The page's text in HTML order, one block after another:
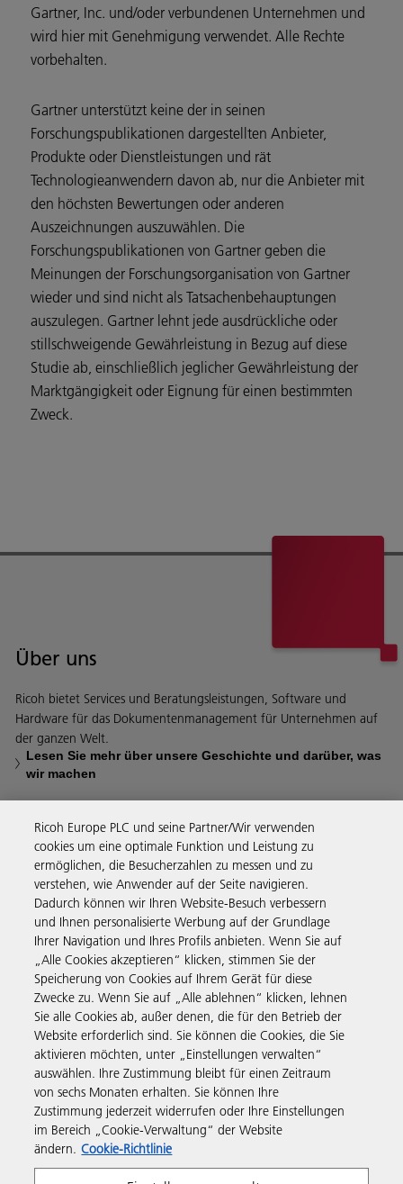
Gartner, Inc. und/oder verbundenen Unternehmen und
wird hier mit Genehmigung verwendet. Alle Rechte
vorbehalten.
Gartner unterstützt keine der in seinen
Forschungspublikationen dargestellten Anbieter,
Produkte oder Dienstleistungen und rät
Technologieanwendern davon ab, nur die Anbieter mit
den höchsten Bewertungen oder anderen
Auszeichnungen auszuwählen. Die
Forschungspublikationen von Gartner geben die
Meinungen der Forschungsorganisation von Gartner
wieder und sind nicht als Tatsachenbehauptungen
auszulegen. Gartner lehnt jede ausdrückliche oder
stillschweigende Gewährleistung in Bezug auf diese
Studie ab, einschließlich jeglicher Gewährleistung der
Marktgängigkeit oder Eignung für einen bestimmten
Zweck.
Über uns
Ricoh bietet Services und Beratungsleistungen, Software und
Hardware für das Dokumentenmanagement für Unternehmen auf
der ganzen Welt.
Lesen Sie mehr über unsere Geschichte und darüber, was
wir machen
Business Solutions
Produkte & Services
Support & Kontakt
Governance & Policies
Folgen Sie uns
Ricoh Europe PLC und seine Partner/Wir verwenden
cookies um eine optimale Funktion und Leistung zu
ermöglichen, die Besucherzahlen zu messen und zu
verstehen, wie Anwender auf der Seite navigieren.
Dadurch können wir Ihren Website-Besuch verbessern
und Ihnen personalisierte Werbung auf der Grundlage
Ihrer Navigation und Ihres Profils anbieten. Wenn Sie auf
„Alle Cookies akzeptieren“ klicken, stimmen Sie der
Speicherung von Cookies auf Ihrem Gerät für diese
Zwecke zu. Wenn Sie auf „Alle ablehnen“ klicken, lehnen
Sie alle Cookies ab, außer denen, die für den Betrieb der
Website erforderlich sind. Sie können die Cookies, die Sie
aktivieren möchten, unter „Einstellungen verwalten“
auswählen. Ihre Zustimmung bleibt für einen Zeitraum
von sechs Monaten erhalten. Sie können Ihre
Zustimmung jederzeit widerrufen oder Ihre Einstellungen
im Bereich „Cookie-Verwaltung“ der Website
ändern. Cookie-Richtlinie